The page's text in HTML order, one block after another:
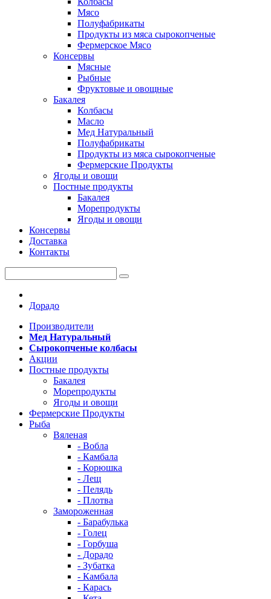
Мясо
Полуфабрикаты
Продукты из мяса сырокопченые
Фермерское Мясо
Консервы
Мясные
Рыбные
Фруктовые и овощные
Бакалея
Колбасы
Масло
Мед Натуральный
Полуфабрикаты
Продукты из мяса сырокопченые
Фермерские Продукты
Ягоды и овощи
Постные продукты
Бакалея
Морепродукты
Ягоды и овощи
Консервы
Доставка
Контакты
Дорадо
Производители
Мед Натуральный
Сырокопченые колбасы
Акции
Постные продукты
Бакалея
Морепродукты
Ягоды и овощи
Фермерские Продукты
Рыба
Вяленая
- Вобла
- Камбала
- Корюшка
- Лещ
- Пелядь
- Плотва
Замороженная
- Барабулька
- Голец
- Горбуша
- Дорадо
- Зубатка
- Камбала
- Карась